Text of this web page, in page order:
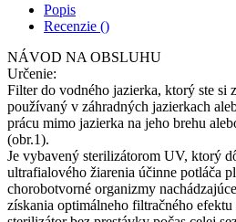
Popis
Recenzie ()
NÁVOD NA OBSLUHU
Určenie:
Filter do vodného jazierka, ktorý ste si
používaný v záhradných jazierkach
prácu mimo jazierka na jeho brehu
(obr.1).
Je vybavený sterilizátorom UV, ktorý
ultrafialového žiarenia účinne potláča
chorobotvorné organizmy
získania optimálneho filtračného